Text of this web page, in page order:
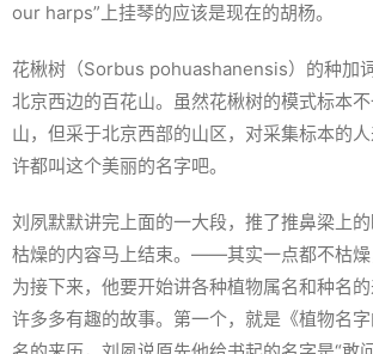
our harps”上挂琴的应该是现在的胡杨。
花楸树（Sorbus pohuashanensis）的种加
北京西边的百花山。虽然花楸树的模式标本
山，但采于北京西部的山区，对采集标本的
许都叫这个美丽的名字吧。
刘夙默默讲完上面的一大段，推了推鼻梁上的
枯燥的内容马上结束。——其实一点都不枯燥
为接下来，他要开始讲各种植物属名和种名
许多多有趣的故事。第一个，就是《植物名